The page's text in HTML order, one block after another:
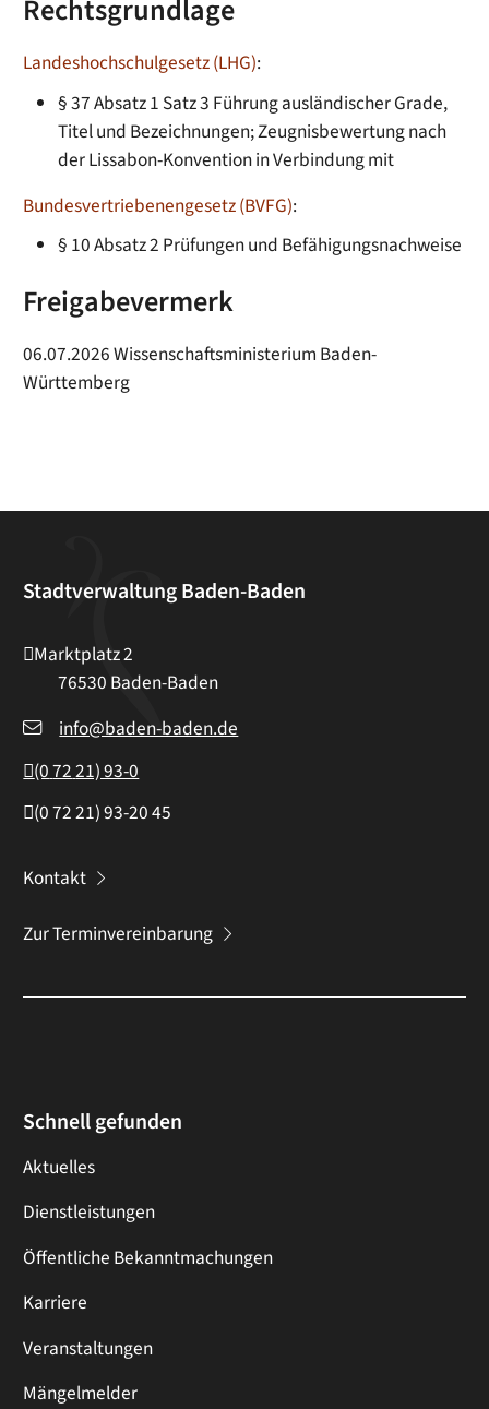
Rechtsgrundlage
Landeshochschulgesetz (LHG):
§ 37 Absatz 1 Satz 3 Führung ausländischer Grade,
Titel und Bezeichnungen; Zeugnisbewertung nach
der Lissabon-Konvention in Verbindung mit
Bundesvertriebenengesetz (BVFG):
§ 10 Absatz 2 Prüfungen und Befähigungsnachweise
Freigabevermerk
06.07.2026 Wissenschaftsministerium Baden-
Württemberg
Stadtverwaltung Baden-Baden
Marktplatz 2
76530 Baden-Baden
info@baden-baden.de
(07221) 93-0
(07221) 93-2045
Kontakt
Zur Terminvereinbarung
Schnell gefunden
Aktuelles
Dienstleistungen
Öffentliche Bekanntmachungen
Karriere
Veranstaltungen
Mängelmelder